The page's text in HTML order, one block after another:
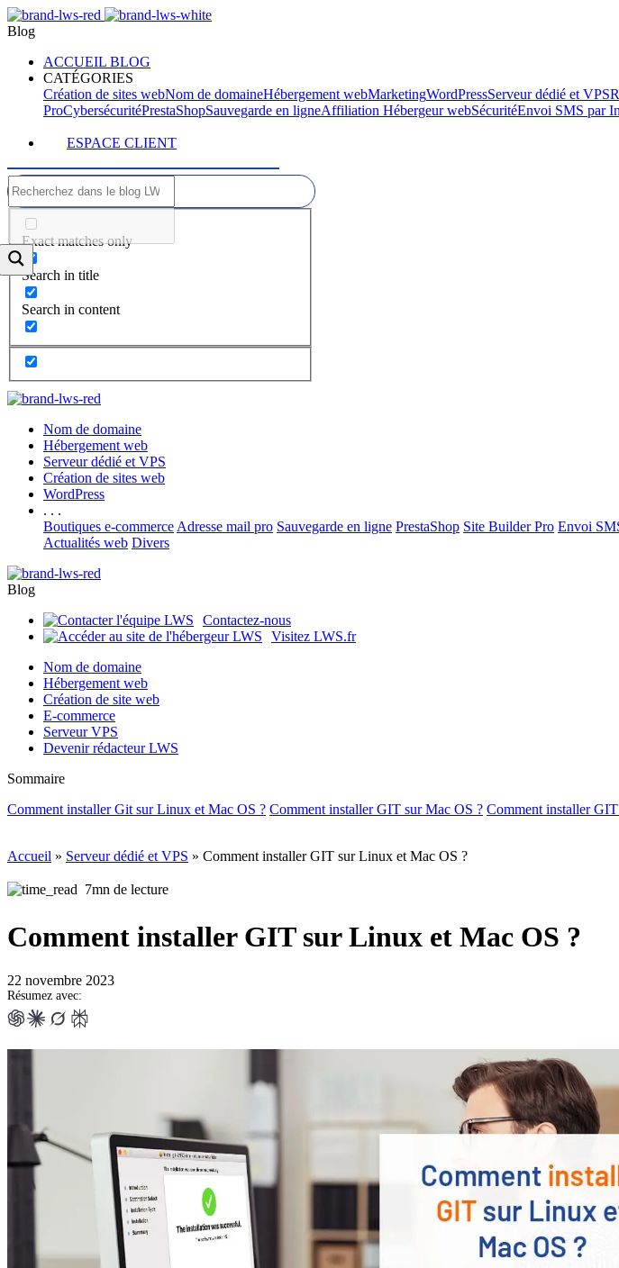
Blog
ACCUEIL BLOG
CATÉGORIES
Création de sites webNom de domaineHébergement webMarketingWordPressServeur dédié et VPS
ProCybersécuritéPrestaShopSauvegarde en ligneAffiliation Hébergeur webSécuritéEnvoi SMS par
ESPACE CLIENT
Exact matches only
Search in title
Search in content
Nom de domaine
Hébergement web
Serveur dédié et VPS
Création de sites web
WordPress
. . .
Boutiques e-commerce Adresse mail pro Sauvegarde en ligne PrestaShop Site Builder Pro Envoi
Actualités web Divers
Blog
Contactez-nous
Visitez LWS.fr
Nom de domaine
Hébergement web
Création de site web
E-commerce
Serveur VPS
Devenir rédacteur LWS
Sommaire
Comment installer Git sur Linux et Mac OS ? Comment installer GIT sur Mac OS ? Comment installer
Accueil » Serveur dédié et VPS » Comment installer GIT sur Linux et Mac OS ?
7mn de lecture
Comment installer GIT sur Linux et Mac OS ?
22 novembre 2023
Résumez avec: